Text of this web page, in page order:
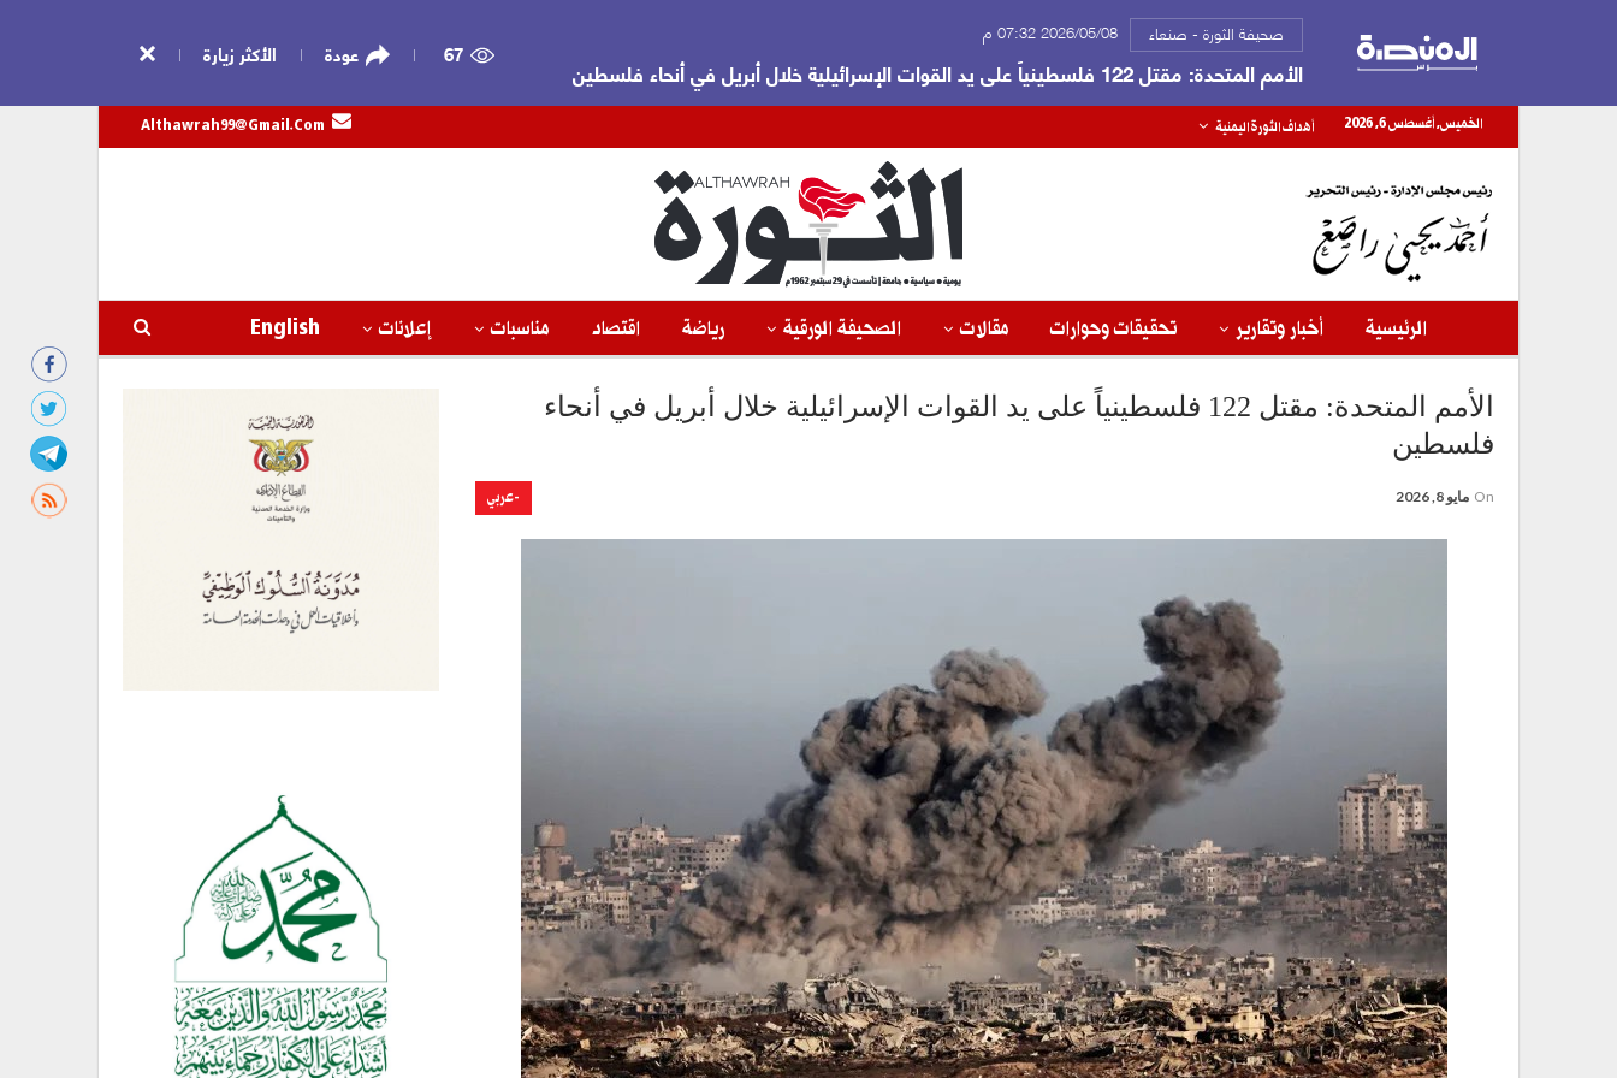
صحيفة الثورة - صنعاء 2026/05/08 07:32 م
الأمم المتحدة: مقتل 122 فلسطينياً على يد القوات الإسرائيلية خلال أبريل في أنحاء فلسطين
67 عودة الأكثر زيارة